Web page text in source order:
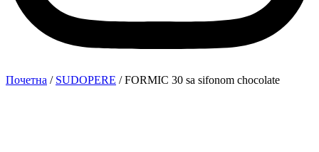
Почетна / SUDOPERE / FORMIC 30 sa sifonom chocolate